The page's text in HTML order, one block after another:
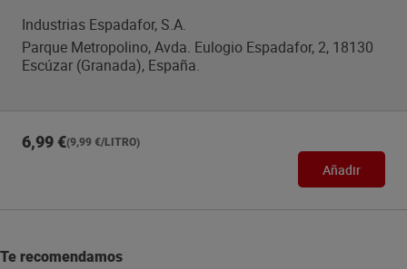
Industrias Espadafor, S.A.
Parque Metropolino, Avda. Eulogio Espadafor, 2, 18130
Escúzar (Granada), España.
6,99 €(9,99 €/LITRO)
Añadir
Te recomendamos